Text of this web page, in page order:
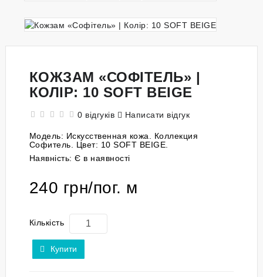
КОЖЗАМ «СОФІТЕЛЬ» |
КОЛІР: 10 SOFT BEIGE
0 відгуків Написати відгук
Модель: Искусственная кожа. Коллекция
Софитель. Цвет: 10 SOFT BEIGE.
Наявність: Є в наявності
240 грн/пог. м
Кількість
Купити